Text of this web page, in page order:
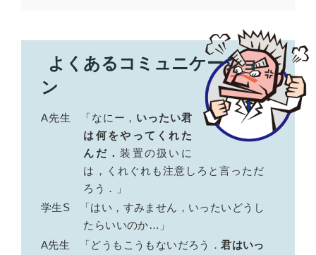
A先生 「なにー， いったい君
は何をやってくれた
んだ． 装置の扱いに
は，くれぐれも注意しろと言っただ
ろう．」
学生S
「はい，すみません，いったいどうし
たらいいのか…」
A先生
「どうもこうもないだろう．君はいっ